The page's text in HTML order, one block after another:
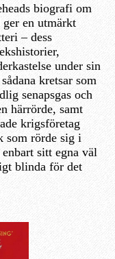
biografi om
en utmärkt
– dess
under sin
kretsar som
senapsgas och
härrörde, samt
krigsföretag
som rörde sig i
sitt egna väl
blinda för det